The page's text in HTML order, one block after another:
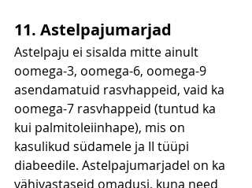
11. Astelpajumarjad
Astelpaju ei sisalda mitte ainult
oomega-3, oomega-6, oomega-9
asendamatuid rasvhappeid, vaid ka
oomega-7 rasvhappeid (tuntud ka
kui palmitoleiinhape), mis on
kasulikud südamele ja II tüüpi
diabeedile. Astelpajumarjadel on ka
vähivastaseid omadusi, kuna need